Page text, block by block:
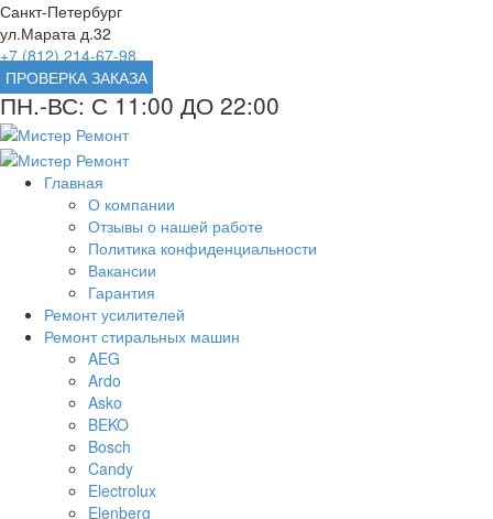
Санкт-Петербург
ул.Марата д.32
+7 (812) 214-67-98
ПРОВЕРКА ЗАКАЗА
ПН.-ВС: С 11:00 ДО 22:00
Главная
О компании
Отзывы о нашей работе
Политика конфиденциальности
Вакансии
Гарантия
Ремонт усилителей
Ремонт стиральных машин
AEG
Ardo
Asko
BEKO
Bosch
Candy
Electrolux
Elenberg